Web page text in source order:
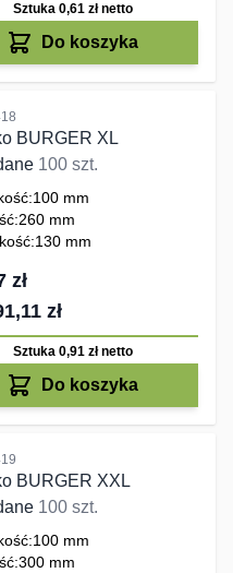
Sztuka 0,61 złnetto
Do koszyka
BURGER XL
100 szt.
100 mm
260 mm
130 mm
zł
zł
Sztuka 0,91 złnetto
Do koszyka
BURGER XXL
100 szt.
100 mm
300 mm